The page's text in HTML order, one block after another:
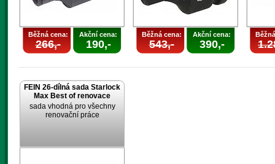
Běžná cena:
266,-
Akční cena:
190,-
Běžná cena:
543,-
Akční cena:
390,-
FEIN 26-dílná sada Starlock
Max Best of renovace
sada vhodná pro všechny
renovační práce